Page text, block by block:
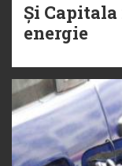
Și
energie